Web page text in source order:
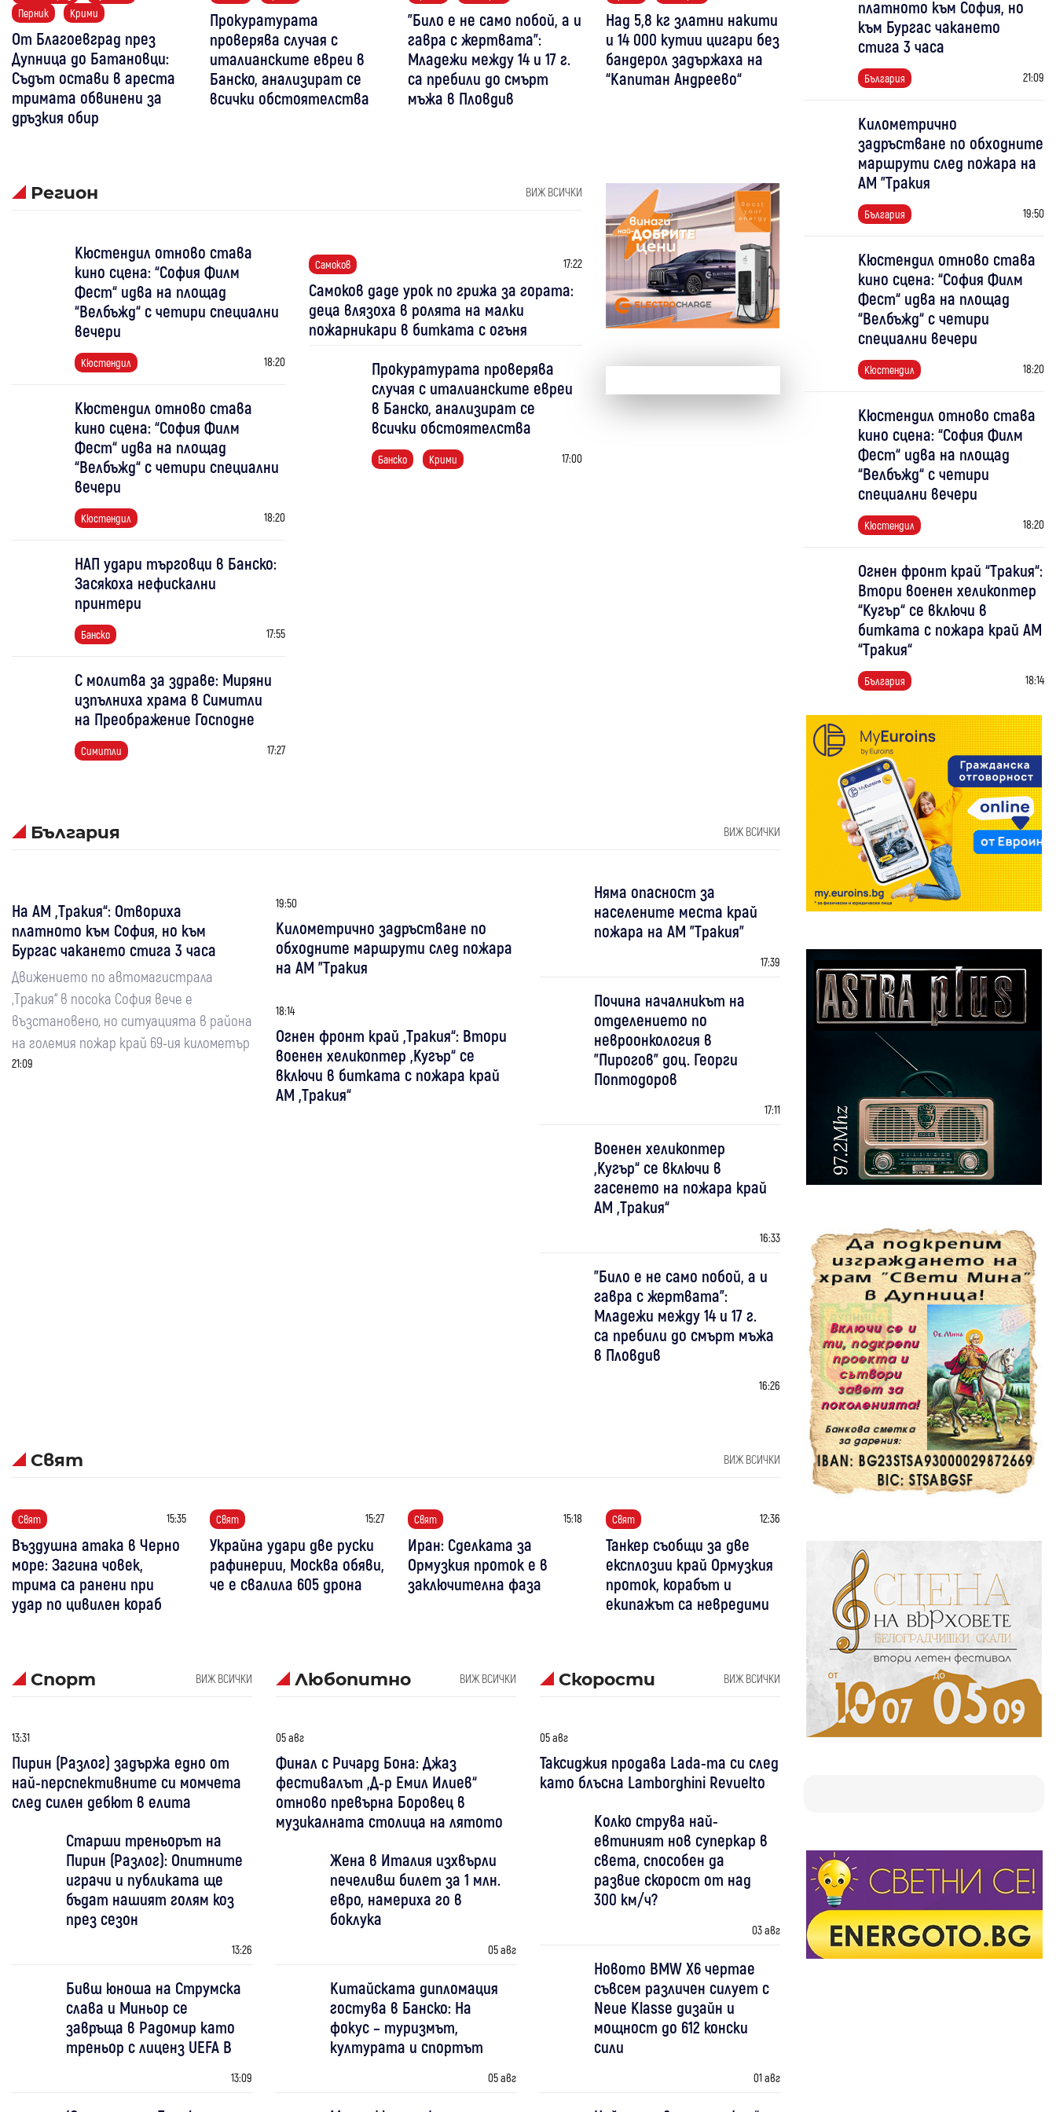
Перник
Крими
От Благоевград през
Дупница до Батановци:
Съдът остави в ареста
тримата обвинени за
дръзкия обир
Прокуратурата
проверява случая с
италианските евреи в
Банско, анализират се
всички обстоятелства
"Било е не само побой, а и
гавра с жертвата":
Младежи между 14 и 17 г.
са пребили до смърт
мъжа в Пловдив
Над 5,8 кг златни накити
и 14 000 кутии цигари без
бандерол задържаха на
“Капитан Андреево“
Регион ВИЖ ВСИЧКИ
Кюстендил отново става
кино сцена: “София Филм
Фест“ идва на площад
“Велбъжд“ с четири специални
вечери
Кюстендил 18:20
Кюстендил отново става
кино сцена: “София Филм
Фест“ идва на площад
“Велбъжд“ с четири специални
вечери
Кюстендил 18:20
НАП удари търговци в Банско:
Засякоха нефискални
принтери
Банско 17:55
С молитва за здраве: Миряни
изпълниха храма в Симитли
на Преображение Господне
Симитли 17:27
Самоков 17:22
Самоков даде урок по грижа за гората:
деца влязоха в ролята на малки
пожарникари в битката с огъня
Прокуратурата проверява
случая с италианските евреи
в Банско, анализират се
всички обстоятелства
Банско Крими 17:00
България ВИЖ ВСИЧКИ
На АМ „Тракия“: Отвориха
платното към София, но към
Бургас чакането стига 3 часа
Движението по автомагистрала
„Тракия“ в посока София вече е
възстановено, но ситуацията в района
на големия пожар край 69-ия километър
21:09
19:50
Километрично задръстване по
обходните маршрути след пожара
на АМ "Тракия
18:14
Огнен фронт край „Тракия“: Втори
военен хеликоптер „Кугър“ се
включи в битката с пожара край
АМ „Тракия“
Няма опасност за
населените места край
пожара на АМ "Тракия"
17:39
Почина началникът на
отделението по
невроонкология в
"Пирогов" доц. Георги
Поптодоров
17:11
Военен хеликоптер
„Кугър“ се включи в
гасенето на пожара край
АМ „Тракия“
16:33
"Било е не само побой, а и
гавра с жертвата":
Младежи между 14 и 17 г.
са пребили до смърт мъжа
в Пловдив
16:26
Свят ВИЖ ВСИЧКИ
Свят 15:35
Въздушна атака в Черно
море: Загина човек,
трима са ранени при
удар по цивилен кораб
Свят 15:27
Украйна удари две руски
рафинерии, Москва обяви,
че е свалила 605 дрона
Свят 15:18
Иран: Сделката за
Ормузкия проток е в
заключителна фаза
Свят 12:36
Танкер съобщи за две
експлозии край Ормузкия
проток, корабът и
екипажът са невредими
Спорт ВИЖ ВСИЧКИ
13:31
Пирин (Разлог) задържа едно от
най-перспективните си момчета
след силен дебют в елита
Старши треньорът на
Пирин (Разлог): Опитните
играчи и публиката ще
бъдат нашият голям коз
през сезон
13:26
Бивш юноша на Струмска
слава и Миньор се
завръща в Радомир като
треньор с лиценз UEFA B
13:09
Любопитно ВИЖ ВСИЧКИ
05 авг
Финал с Ричард Бона: Джаз
фестивалът „Д-р Емил Илиев“
отново превърна Боровец в
музикалната столица на лятото
Жена в Италия изхвърли
печеливш билет за 1 млн.
евро, намериха го в
боклука
05 авг
Китайската дипломация
гостува в Банско: На
фокус – туризмът,
културата и спортът
05 авг
Скорости ВИЖ ВСИЧКИ
05 авг
Таксиджия продава Lada-та си след
като блъсна Lamborghini Revuelto
Колко струва най-
евтиният нов суперкар в
света, способен да
развие скорост от над
300 км/ч?
03 авг
Новото BMW X6 чертае
съвсем различен силует с
Neue Klasse дизайн и
мощност до 612 конски
сили
01 авг
платното към София, но
към Бургас чакането
стига 3 часа
България 21:09
Километрично
задръстване по обходните
маршрути след пожара на
АМ "Тракия
България 19:50
Кюстендил отново става
кино сцена: “София Филм
Фест“ идва на площад
“Велбъжд“ с четири
специални вечери
Кюстендил 18:20
Кюстендил отново става
кино сцена: “София Филм
Фест“ идва на площад
“Велбъжд“ с четири
специални вечери
Кюстендил 18:20
Огнен фронт край “Тракия“:
Втори военен хеликоптер
“Кугър“ се включи в
битката с пожара край АМ
“Тракия“
България 18:14